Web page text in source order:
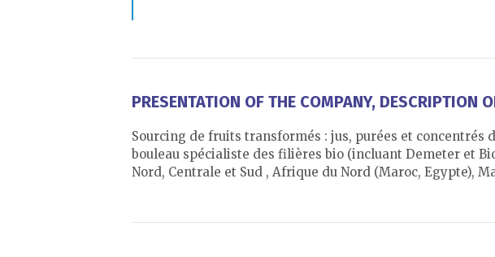
PRESENTATION OF THE COMPANY, DESCRIPTION
Sourcing de fruits transformés : jus, purées et concentrés
bouleau spécialiste des filières bio (incluant Demeter et
Nord, Centrale et Sud , Afrique du Nord (Maroc, Egypte),